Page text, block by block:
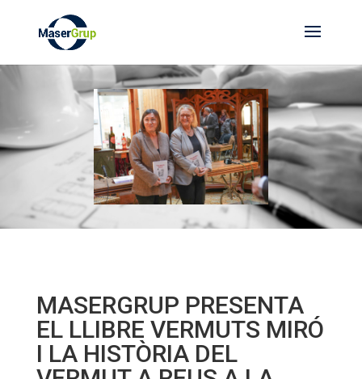
MASERGRUP PRESENTA
EL LLIBRE VERMUTS MIRÓ
I LA HISTÒRIA DEL